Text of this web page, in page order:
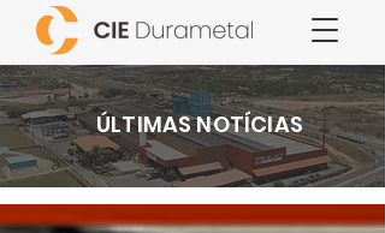
ÚLTIMAS NOTÍCIAS